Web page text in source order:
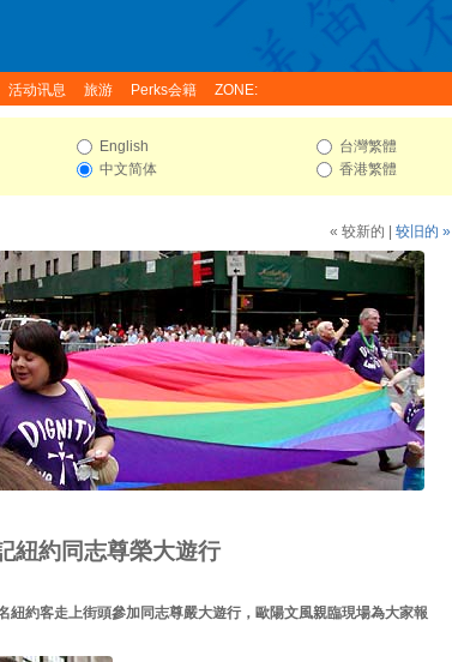
活动讯息 旅游 Perks会籍 ZONE:
English
中文简体
台灣繁體
香港繁體
« 较新的 较旧的 »
紐約同志尊榮大遊行
紐約客走上街頭參加同志尊嚴大遊行，歐陽文風親臨現場為大家報